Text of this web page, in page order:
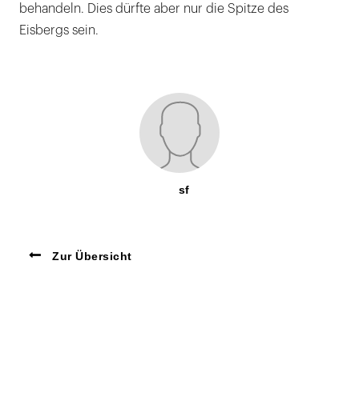
behandeln. Dies dürfte aber nur die Spitze des
Eisbergs sein.
sf
Zur Übersicht